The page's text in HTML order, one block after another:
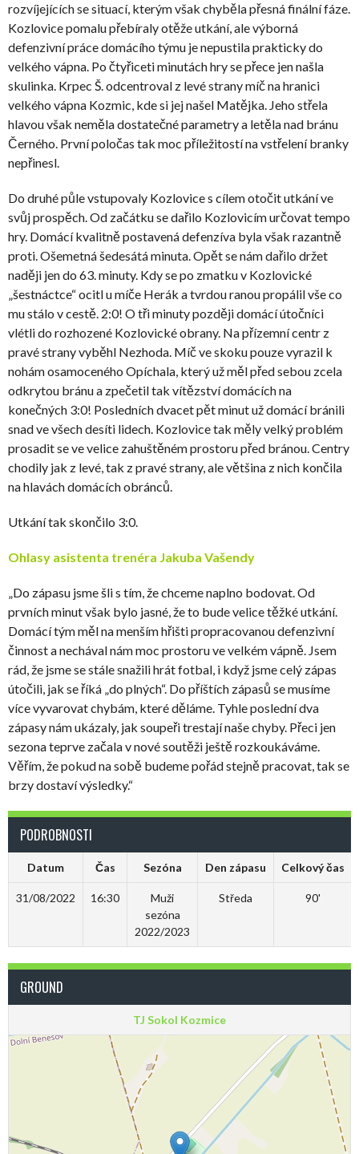
rozvíjejících se situací, kterým však chyběla přesná finální fáze.
Kozlovice pomalu přebíraly otěže utkání, ale výborná
defenzivní práce domácího týmu je nepustila prakticky do
velkého vápna. Po čtyřiceti minutách hry se přece jen našla
skulinka. Krpec Š. odcentroval z levé strany míč na hranici
velkého vápna Kozmic, kde si jej našel Matějka. Jeho střela
hlavou však neměla dostatečné parametry a letěla nad bránu
Černého. První poločas tak moc příležitostí na vstřelení branky
nepřinesl.
Do druhé půle vstupovaly Kozlovice s cílem otočit utkání ve
svůj prospěch. Od začátku se dařilo Kozlovicím určovat tempo
hry. Domácí kvalitně postavená defenzíva byla však razantně
proti. Ošemetná šedesátá minuta. Opět se nám dařilo držet
naději jen do 63. minuty. Kdy se po zmatku v Kozlovické
„šestnáctce“ ocitl u míče Herák a tvrdou ranou propálil vše co
mu stálo v cestě. 2:0! O tři minuty později domácí útočníci
vlétli do rozhozené Kozlovické obrany. Na přízemní centr z
pravé strany vyběhl Nezhoda. Míč ve skoku pouze vyrazil k
nohám osamoceného Opíchala, který už měl před sebou zcela
odkrytou bránu a zpečetil tak vítězství domácích na
konečných 3:0! Posledních dvacet pět minut už domácí bránili
snad ve všech desíti lidech. Kozlovice tak měly velký problém
prosadit se ve velice zahuštěném prostoru před bránou. Centry
chodily jak z levé, tak z pravé strany, ale většina z nich končila
na hlavách domácích obránců.
Utkání tak skončilo 3:0.
Ohlasy asistenta trenéra Jakuba Vašendy
„Do zápasu jsme šli s tím, že chceme naplno bodovat. Od
prvních minut však bylo jasné, že to bude velice těžké utkání.
Domácí tým měl na menším hřišti propracovanou defenzivní
činnost a nechával nám moc prostoru ve velkém vápně. Jsem
rád, že jsme se stále snažili hrát fotbal, i když jsme celý zápas
útočili, jak se říká „do plných“. Do příštích zápasů se musíme
více vyvarovat chybám, které děláme. Tyhle poslední dva
zápasy nám ukázaly, jak soupeři trestají naše chyby. Přeci jen
sezona teprve začala v nové soutěži ještě rozkoukáváme.
Věřím, že pokud na sobě budeme pořád stejně pracovat, tak se
brzy dostaví výsledky.“
PODROBNOSTI
Datum Čas Sezóna Den zápasu Celkový čas
31/08/2022 16:30
Muži
sezóna
2022/2023
Středa 90'
GROUND
TJ Sokol Kozmice